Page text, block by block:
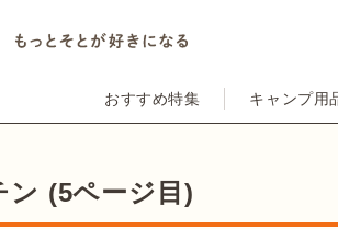
おすすめ特集 キャンプ用
(5ページ目)